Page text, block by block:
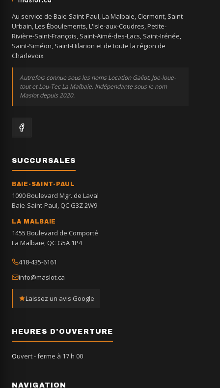
Au service de Baie-Saint-Paul, La Malbaie, Clermont, Saint-
Urbain, Les Éboulements, L'Isle-aux-Coudres, Petite-
Rivière-Saint-François, Saint-Aimé-des-Lacs, Saint-Irénée,
Saint-Siméon, Saint-Hilarion et de toute la région de
Charlevoix
Autrefois connue sous les noms Location Galiot, Joe-loue-
tout et Lou-Tec La Malbaie. Indépendante sous le nom
Maslot depuis 2020.
SUCCURSALES
BAIE-SAINT-PAUL
1090 Boulevard Mgr. de Laval
Baie-Saint-Paul, QC G3Z 2W9
LA MALBAIE
1455 Boulevard de Comporté
La Malbaie, QC G5A 1P4
418-435-6161
info@maslot.ca
Laissez un avis Google
HEURES D'OUVERTURE
Ouvert- ferme à 17 h 00
NAVIGATION